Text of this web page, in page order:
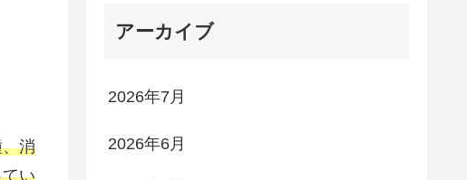
消
い
アーカイブ
2026年7月
2026年6月